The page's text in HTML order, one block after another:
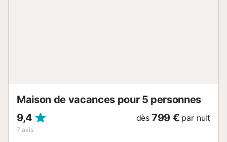
Maison de vacances pour 5 personnes
9,4
7 avis
dès 799 € par nuit